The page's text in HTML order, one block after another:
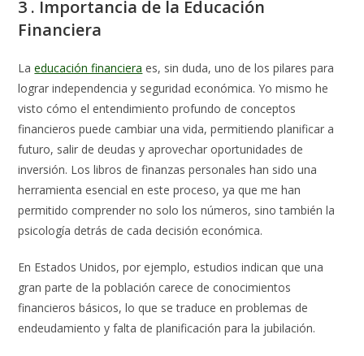
3 . Importancia de la Educación
Financiera
Laeducación financiera es, sin duda, uno de los pilares para
lograr independencia y seguridad económica. Yo mismo he
visto cómo el entendimiento profundo de conceptos
financieros puede cambiar una vida, permitiendo planificar a
futuro, salir de deudas y aprovechar oportunidades de
inversión. Los libros de finanzas personales han sido una
herramienta esencial en este proceso, ya que me han
permitido comprender no solo los números, sino también la
psicología detrás de cada decisión económica.
En Estados Unidos, por ejemplo, estudios indican que una
gran parte de la población carece de conocimientos
financieros básicos, lo que se traduce en problemas de
endeudamiento y falta de planificación para la jubilación.